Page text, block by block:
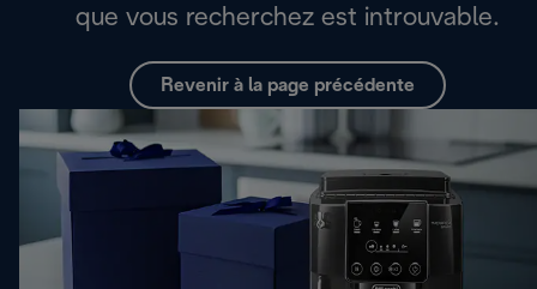
que vous recherchez est introuvable.
Revenir à la page précédente